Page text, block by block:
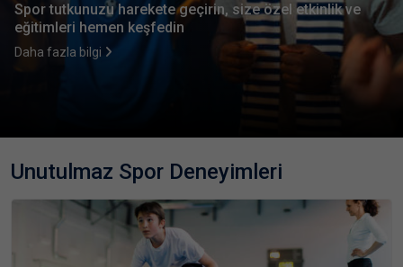
Spor tutkunuzu harekete geçirin, size özel etkinlik ve
eğitimleri hemen keşfedin
Daha fazla bilgi
Unutulmaz Spor Deneyimleri